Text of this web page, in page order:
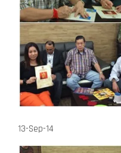
13-Sep-14